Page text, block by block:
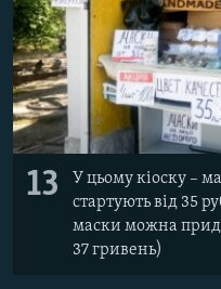
13
У цьому кіоску –
стартують від 35
маски можна
37 гривень)